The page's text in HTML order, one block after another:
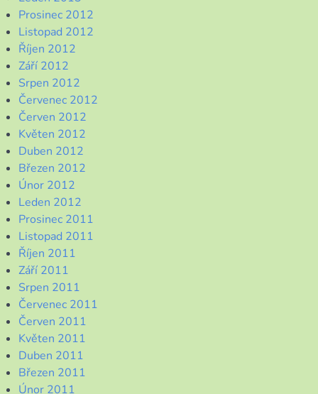
Prosinec 2012
Listopad 2012
Říjen 2012
Září 2012
Srpen 2012
Červenec 2012
Červen 2012
Květen 2012
Duben 2012
Březen 2012
Únor 2012
Leden 2012
Prosinec 2011
Listopad 2011
Říjen 2011
Září 2011
Srpen 2011
Červenec 2011
Červen 2011
Květen 2011
Duben 2011
Březen 2011
Únor 2011